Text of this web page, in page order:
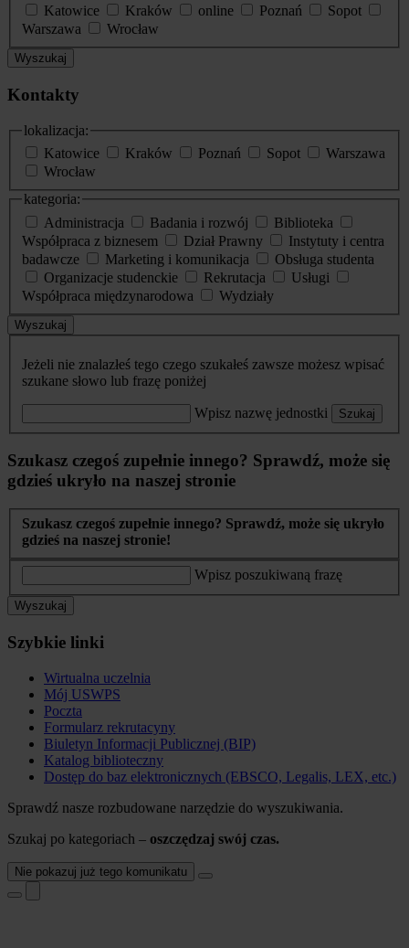
Katowice
Kraków online Poznań
Sopot
Warszawa
Wrocław
Wyszukaj
Kontakty
lokalizacja:
Katowice
Kraków Poznań Sopot
Warszawa
Wrocław
kategoria:
Administracja
Badania i rozwój
Biblioteka
Współpraca z biznesem
Dział Prawny
Instytuty i centra
badawcze
Marketing i komunikacja
Obsługa studenta
Organizacje studenckie
Rekrutacja
Usługi
Współpraca międzynarodowa
Wydziały
Wyszukaj
Jeżeli nie znalazłeś tego czego szukałeś zawsze możesz wpisać
szukane słowo lub frazę poniżej
Wpisz nazwę jednostki Szukaj
Szukasz czegoś zupełnie innego? Sprawdź, może się
gdzieś ukryło na naszej stronie
Szukasz czegoś zupełnie innego? Sprawdź, może się ukryło
gdzieś na naszej stronie!
Wpisz poszukiwaną frazę
Wyszukaj
Szybkie linki
Wirtualna uczelnia
Mój USWPS
Poczta
Formularz rekrutacyny
Biuletyn Informacji Publicznej (BIP)
Katalog biblioteczny
Dostęp do baz elektronicznych (EBSCO, Legalis, LEX, etc.)
Sprawdź nasze rozbudowane narzędzie do wyszukiwania.
Szukaj po kategoriach – oszczędzaj swój czas.
Nie pokazuj już tego komunikatu